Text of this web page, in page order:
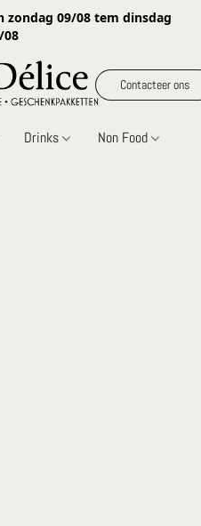
zondag 09/08 tem dinsdag
08
Contacteer ons
Drinks Non Food